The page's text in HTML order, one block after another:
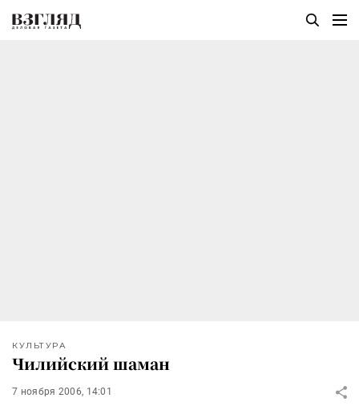
КУЛЬТУРА
Чилийский шаман
7 ноября 2006, 14:01